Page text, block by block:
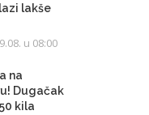
lakše
u 08:00
na
Dugačak
kila